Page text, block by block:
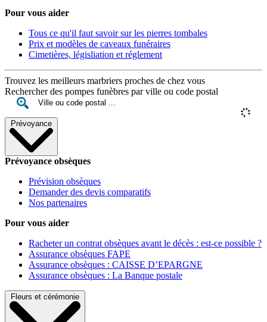
Pour vous aider
Tous ce qu'il faut savoir sur les pierres tombales
Prix et modèles de caveaux funéraires
Cimetières, législiation et réglement
Trouvez les meilleurs marbriers proches de chez vous
Rechercher des pompes funèbres par ville ou code postal
Prévoyance
Prévoyance obsèques
Prévision obsèques
Demander des devis comparatifs
Nos partenaires
Pour vous aider
Racheter un contrat obsèques avant le décès : est-ce possible ?
Assurance obsèques FAPE
Assurance obsèques : CAISSE D’EPARGNE
Assurance obsèques : La Banque postale
Fleurs et cérémonie